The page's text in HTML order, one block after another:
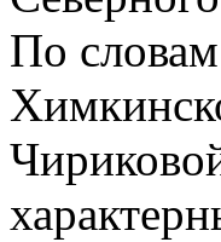
По